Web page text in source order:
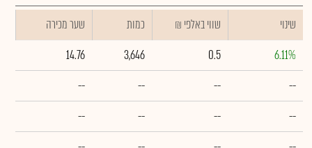
שינוי ₪ שווי באלפי כמות
שער מכירה
6.11%
0.5
3,646
14.76
--
--
--
--
--
--
--
--